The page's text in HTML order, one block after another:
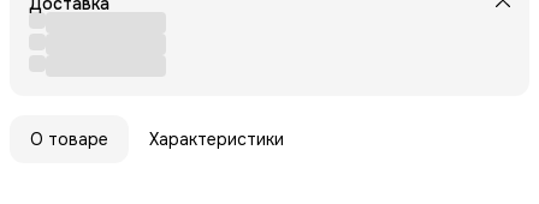
О товаре Характеристики